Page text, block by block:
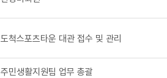
도척스포츠타운 대관 접수 및 관리
주민생활지원팀 업무 총괄